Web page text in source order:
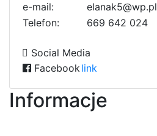
e-mail:
elanak5@wp.pl
Telefon:
669 65
42 024
Social Media
Facebooklink
Informacje